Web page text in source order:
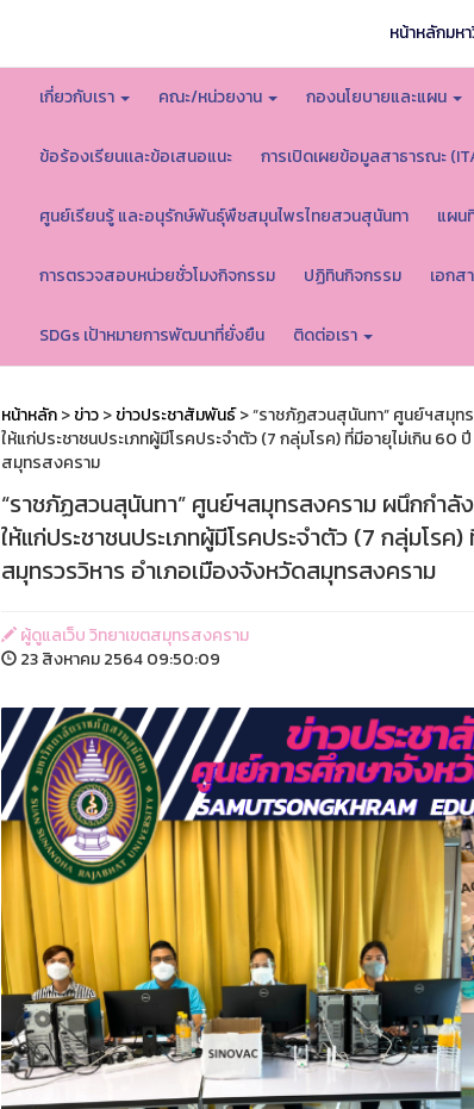
หน้าหลักมห
เกี่ยวกับเรา คณะ/หน่วยงาน กองนโยบายและแผน
ข้อร้องเรียนเเละข้อเสนอแนะ การเปิดเผยข้อมูลสาธารณะ
ศูนย์เรียนรู้ และอนุรักษ์พันธุ์พืชสมุนไพรไทยสวนสุนันทา แผน
การตรวจสอบหน่วยชั่วโมงกิจกรรม ปฏิทินกิจกรรม เอกส
SDGs เป้าหมายการพัฒนาที่ยั่งยืน ติดต่อเรา
หน้าหลัก>ข่าว>ข่าวประชาสัมพันธ์> “ราชภัฏสวนสุนันทา” ศูนย์ฯสมุ
ให้แก่ประชาชนประเภทผู้มีโรคประจำตัว (7 กลุ่มโรค) ที่มีอายุไม่เกิน
สมุทรสงคราม
“ราชภัฏสวนสุนันทา” ศูนย์ฯสมุทรสงคราม ผนึกกำ
ให้แก่ประชาชนประเภทผู้มีโรคประจำตัว (7 กลุ่มโ
สมุทรวรวิหาร อำเภอเมืองจังหวัดสมุทรสงคราม
ผู้ดูแลเว็บ วิทยาเขตสมุทรสงคราม
23 สิงหาคม 2564 09:50:09